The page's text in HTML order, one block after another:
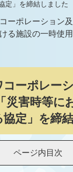
定」を締結しました
ーポレーション
る施設の一時使
ーポレー
災害時等に
協定」を締
ページ内目次